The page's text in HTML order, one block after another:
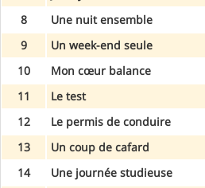
8
Une nuit ensemble
9
Un week-end seule
10
Mon cœur balance
11
Le test
12
Le permis de conduire
13
Un coup de cafard
14
Une journée studieuse